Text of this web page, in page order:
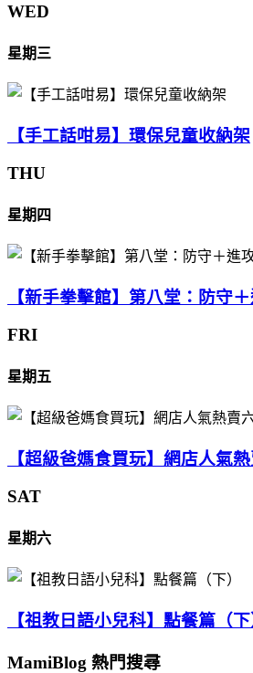
WED
星期三
【手工話咁易】環保兒童收納架
THU
星期四
【新手拳擊館】第八堂：防守
FRI
星期五
【超級爸媽食買玩】網店人氣
SAT
星期六
【祖教日語小兒科】點餐篇（下
MamiBlog 熱門搜尋